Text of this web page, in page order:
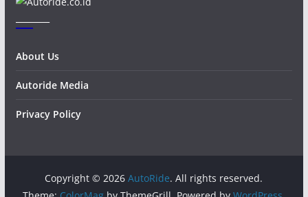
About Us
Autoride Media
Privacy Policy
Copyright © 2026AutoRide. All rights reserved.